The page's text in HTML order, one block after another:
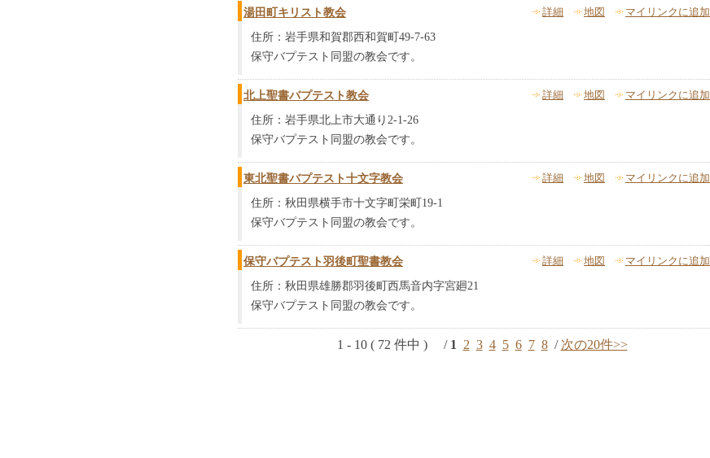
湯田町キリスト教会 詳細 地図 マイリンクに追加
住所：岩手県和賀郡西和賀町49-7-63
保守バプテスト同盟の教会です。
北上聖書バプテスト教会 詳細 地図 マイリンクに追加
住所：岩手県北上市大通り2-1-26
保守バプテスト同盟の教会です。
東北聖書バプテスト十文字教会 詳細 地図 マイリンクに追加
住所：秋田県横手市十文字町栄町19-1
保守バプテスト同盟の教会です。
保守バプテスト羽後町聖書教会 詳細 地図 マイリンクに追加
住所：秋田県雄勝郡羽後町西馬音内字宮廻21
保守バプテスト同盟の教会です。
1 - 10 ( 72 件中 ) / 1 2 3 4 5 6 7 8/ 次の20件>>